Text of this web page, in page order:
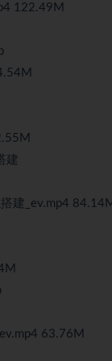
122.49M
建
建_ev.mp4
63.76M